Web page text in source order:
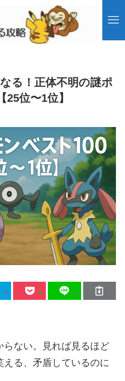
る！正体不明の謎ポ
位〜1位】
らない。見れば見るほど
る、矛盾しているのに